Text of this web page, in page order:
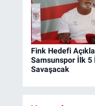
Fink Hedefi
Samsunspor İlk 5
Savaşacak